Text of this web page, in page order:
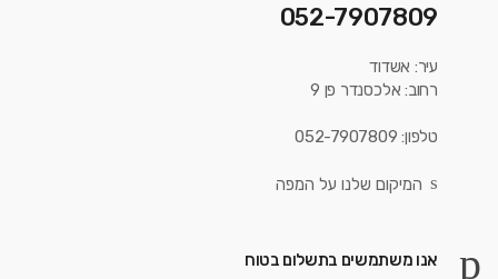
052-7907809
עיר: אשדוד
רחוב: אלכסנדר פן 9
טלפון: 052-7907809
המיקום שלנו על המפה
אנו משתמשים בתשלום בטוח